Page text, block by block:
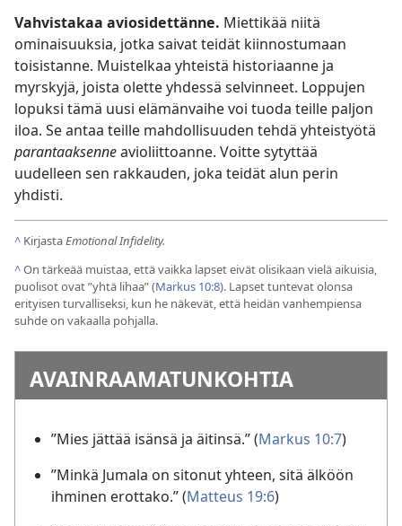
Vahvistakaa aviosidettänne. Miettikää niitä
ominaisuuksia, jotka saivat teidät kiinnostumaan
toisistanne. Muistelkaa yhteistä historiaanne ja
myrskyjä, joista olette yhdessä selvinneet. Loppujen
lopuksi tämä uusi elämänvaihe voi tuoda teille paljon
iloa. Se antaa teille mahdollisuuden tehdä yhteistyötä
parantaaksenneavioliittoanne. Voitte sytyttää
uudelleen sen rakkauden, joka teidät alun perin
yhdisti.
^ KirjastaEmotional Infidelity.
^On tärkeää muistaa, että vaikka lapset eivät olisikaan vielä aikuisia,
puolisot ovat ”yhtä lihaa” (Markus 10:8). Lapset tuntevat olonsa
erityisen turvalliseksi, kun he näkevät, että heidän vanhempiensa
suhde on vakaalla pohjalla.
AVAINRAAMATUNKOHTIA
”Mies jättää isänsä ja äitinsä.” (Markus 10:7)
”Minkä Jumala on sitonut yhteen, sitä älköön
ihminen erottako.” (Matteus 19:6)